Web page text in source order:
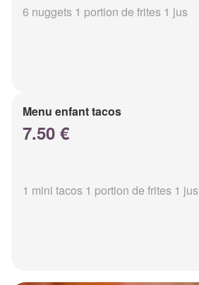
6 nuggets 1 portion de frites 1 jus
Menu enfant tacos
7.50 €
1 mini tacos 1 portion de frites 1 jus